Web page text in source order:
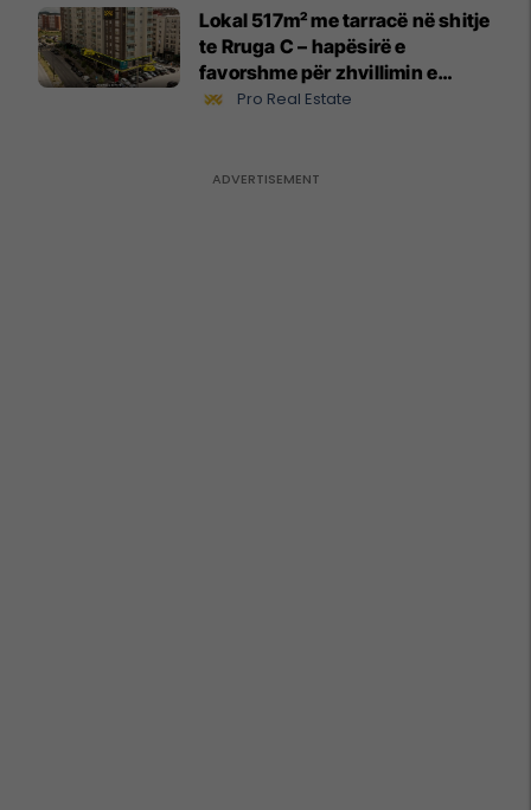
Lokal 517m² me tarracë në shitje
te Rruga C – hapësirë e
favorshme për zhvillimin e
biznesit #15796
Pro Real Estate